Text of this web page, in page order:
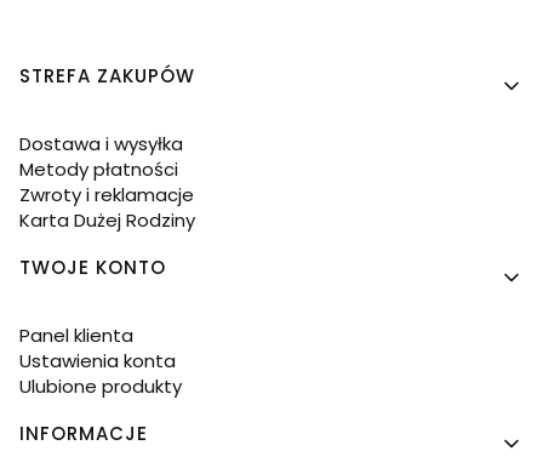
Linki w stopce
STREFA ZAKUPÓW
Dostawa i wysyłka
Metody płatności
Zwroty i reklamacje
Karta Dużej Rodziny
TWOJE KONTO
Panel klienta
Ustawienia konta
Ulubione produkty
INFORMACJE